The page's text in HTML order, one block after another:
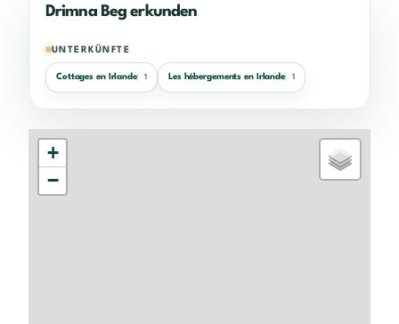
Drimna Beg erkunden
UNTERKÜNFTE
Cottages en Irlande 1 Les hébergements en Irlande 1
+
−